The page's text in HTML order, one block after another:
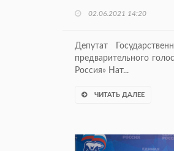
02.06.2021 14:20
Депутат
предварительного
Россия» Нат...
ЧИТАТЬ ДАЛЕЕ